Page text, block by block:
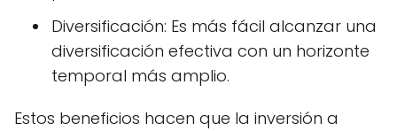
Diversificación: Es más fácil alcanzar una
diversificación efectiva con un horizonte
temporal más amplio.
Estos beneficios hacen que la inversión a